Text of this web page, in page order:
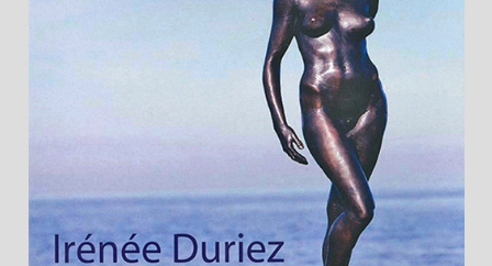
Die DVD “Irénée Duriez” zeigt wie die
Skulpturen zu stande kommen.